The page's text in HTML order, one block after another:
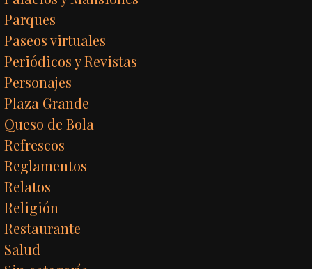
Parques
Paseos virtuales
Periódicos y Revistas
Personajes
Plaza Grande
Queso de Bola
Refrescos
Reglamentos
Relatos
Religión
Restaurante
Salud